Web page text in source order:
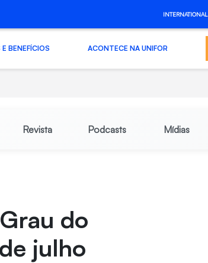
INTERNATIONAL
BENEFÍCIOS ACONTECE NA UNIFOR
Revista Podcasts Mídias
do
julho